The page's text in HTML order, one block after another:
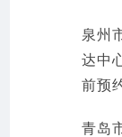
泉州
达中
前预
青岛